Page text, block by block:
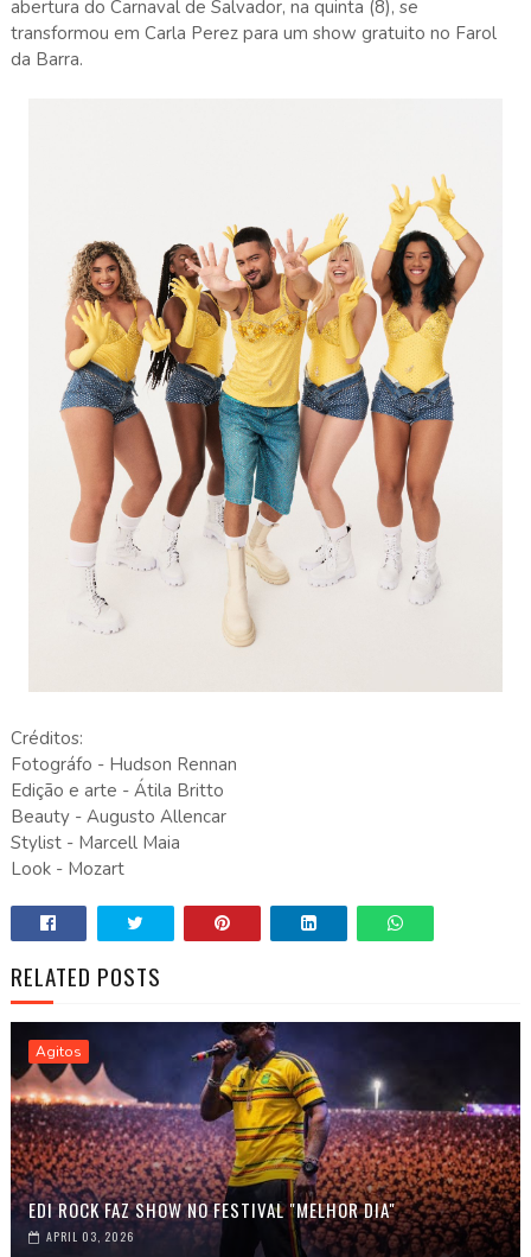
abertura do Carnaval de Salvador, na quinta (8), se
transformou em Carla Perez para um show gratuito no Farol
da Barra.
Créditos:
Fotográfo - Hudson Rennan
Edição e arte - Átila Britto
Beauty - Augusto Allencar
Stylist - Marcell Maia
Look - Mozart
RELATED POSTS
Agitos
EDI ROCK FAZ SHOW NO FESTIVAL "MELHOR DIA"
APRIL 03, 2026